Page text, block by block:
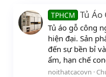
TPHCM Tủ Áo
Tủ áo gỗ công
hiện đại. Sản
đến sự bền bỉ
ẩm, hạn chế
noithatcacovn